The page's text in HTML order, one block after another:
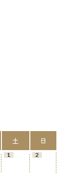
土
1
日
2